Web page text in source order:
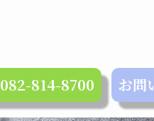
082-814-8700 お問